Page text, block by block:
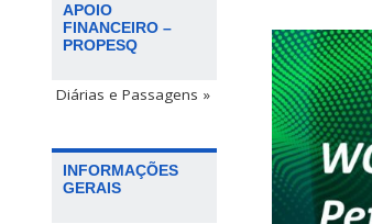
APOIO
FINANCEIRO –
PROPESQ
Diárias e Passagens »
INFORMAÇÕES
GERAIS